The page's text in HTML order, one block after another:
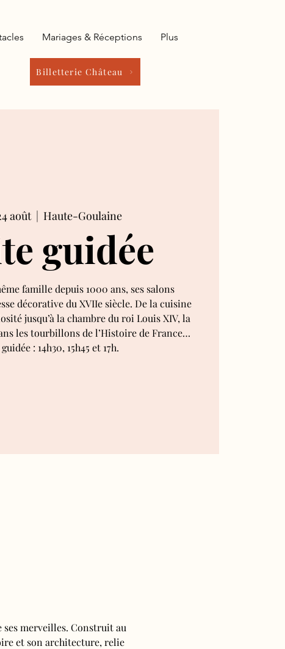
Billetterie Château
Mariages & Réceptions Plus
août
  |
Haute-Goulaine
guidée
famille depuis 1000 ans, ses salons
décorative du XVIIe siècle. De la cuisine
jusqu’à la chambre du roi Louis XIV, la
les tourbillons de l’Histoire de France…
: 14h30, 15h45 et 17h.
merveilles. Construit au
et son architecture, relie